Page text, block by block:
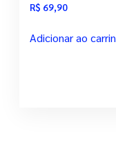
R$ 69,90
Adicionar ao